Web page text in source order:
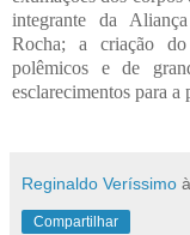
integrante da
Rocha; a criação
polêmicos e de
esclarecimentos para a
Reginaldo Veríssimo
Compartilhar